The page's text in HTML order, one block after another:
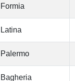
Formia
Latina
Palermo
Bagheria